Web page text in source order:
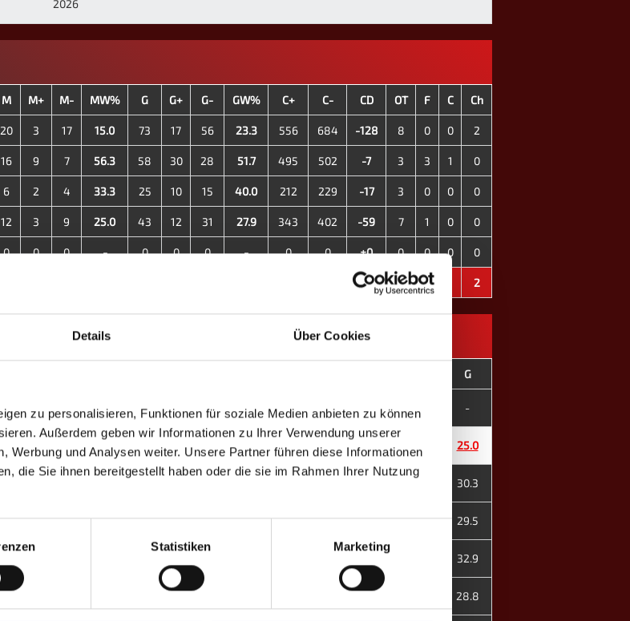
Details Über Cookies
zu personalisieren, Funktionen für soziale Medien anbieten zu können
Außerdem geben wir Informationen zu Ihrer Verwendung unserer
Werbung und Analysen weiter. Unsere Partner führen diese Informationen
die Sie ihnen bereitgestellt haben oder die sie im Rahmen Ihrer Nutzung
Statistiken Marketing
2026
M M+ M- MW% G G+ G- GW% C+ C- CD OT F C Ch
20 3 17 15.0 73 17 56 23.3 556 684 -128 8 0 0 2
16 9 7 56.3 58 30 28 51.7 495 502 -7 3 3 1 0
6 2 4 33.3 25 10 15 40.0 212 229 -17 3 0 0 0
12 3 9 25.0 43 12 31 27.9 343 402 -59 7 1 0 0
0 0 0 - 0 0 0 - 0 0 ±0 0 0 0 0
-211 21 4 2
G
Nordfriesland III 5. Bundesliga B - XIII. H. '26 -
Kiez II 5. Bundesliga D - XI. H. '25 25.0
28.3 30.3
Schwaben 5. Bundesliga D - XI. H. '25 24.1 35.6 29.5
32.9
5. Bundesliga D - XI. H. '25 22.8 28.8